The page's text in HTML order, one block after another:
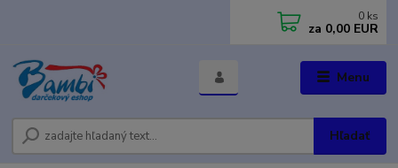
Menu
Hľadať
0 ks
za 0,00 EUR